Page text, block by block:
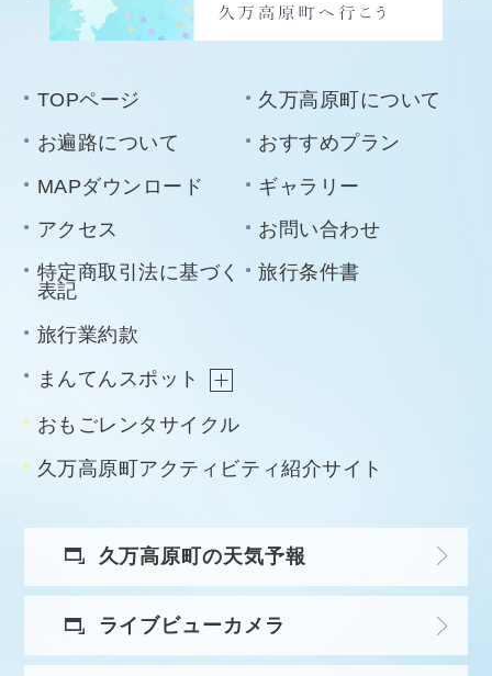
TOPページ
久万高原町について
お遍路について
おすすめプラン
MAPダウンロード
ギャラリー
アクセス
お問い合わせ
特定商取引法に基づく
表記
旅行条件書
旅行業約款
まんてんスポット
おもごレンタサイクル
久万高原町アクティビティ紹介サイト
久万高原町の天気予報
ライブビューカメラ